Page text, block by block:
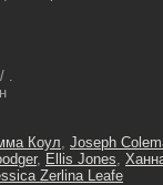
.
Коул, Joseph
, Ellis Jones,
Zerlina Leafe